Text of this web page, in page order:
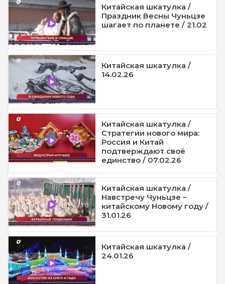
Китайская шкатулка /
Праздник Весны Чуньцзе
шагает по планете / 21.02
Китайская шкатулка /
14.02.26
Китайская шкатулка /
Стратегии нового мира:
Россия и Китай
подтверждают своё
единство / 07.02.26
Китайская шкатулка /
Навстречу Чуньцзе –
китайскому Новому году /
31.01.26
Китайская шкатулка /
24.01.26